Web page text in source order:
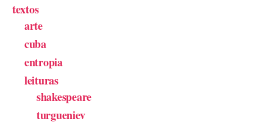
textos
arte
cuba
entropia
leituras
shakespeare
turgueniev